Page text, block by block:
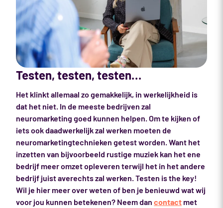
Testen, testen, testen…
Het klinkt allemaal zo gemakkelijk, in werkelijkheid is
dat het niet. In de meeste bedrijven zal
neuromarketing goed kunnen helpen. Om te kijken of
iets ook daadwerkelijk zal werken moeten de
neuromarketingtechnieken getest worden. Want het
inzetten van bijvoorbeeld rustige muziek kan het ene
bedrijf meer omzet opleveren terwijl het in het andere
bedrijf juist averechts zal werken. Testen is the key!
Wil je hier meer over weten of ben je benieuwd wat wij
voor jou kunnen betekenen? Neem dan contact met